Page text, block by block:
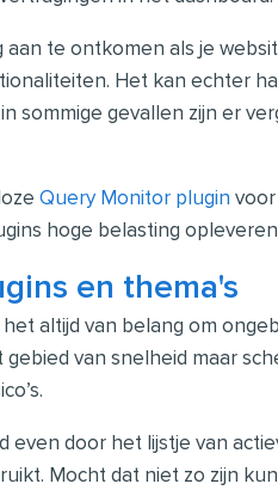
te ontkomen als je
Het kan echter
sommige gevallen zijn er
Query Monitor plugin
hoge belasting
en thema's
altijd van belang om
van snelheid maar
even door het lijstje van
Mocht dat niet zo zijn